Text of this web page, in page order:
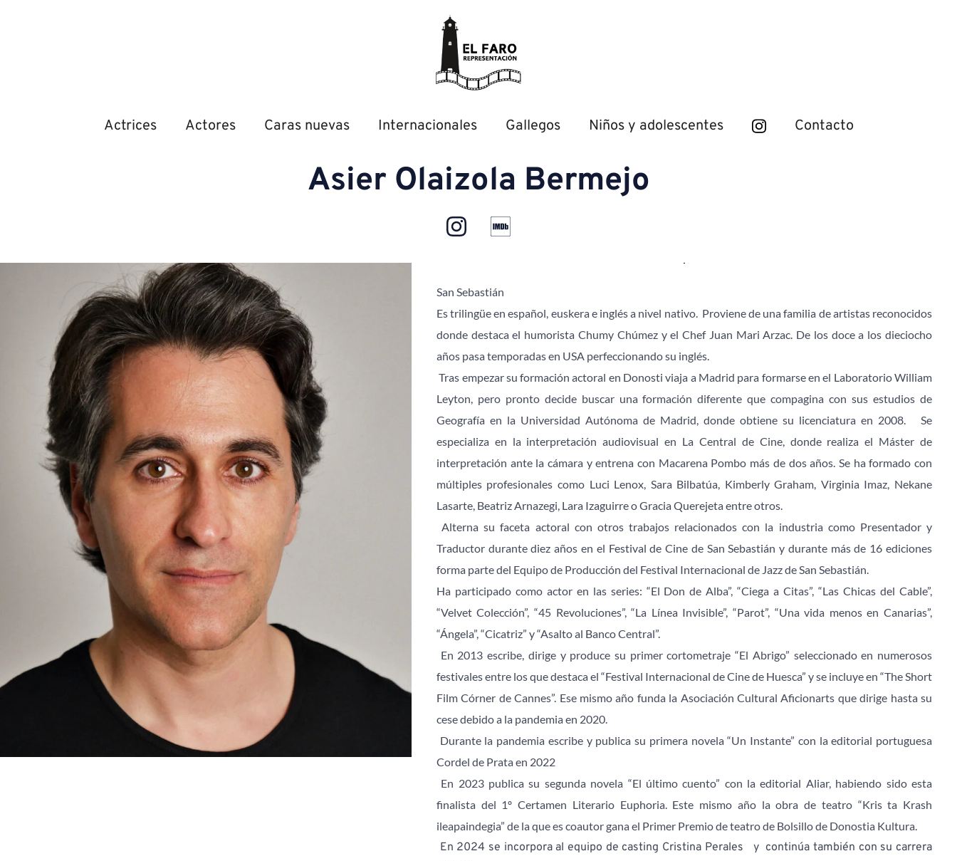
Actrices Actores Caras nuevas Internacionales Gallegos Niños y adolescentes Contacto
Asier Olaizola Bermejo
San Sebastián
Es trilingüe en español, euskera e inglés a nivel nativo.  Proviene de una familia de artistas reconocidos
donde destaca el humorista Chumy Chúmez y el Chef Juan Mari Arzac. De los doce a los dieciocho
años pasa temporadas en USA perfeccionando su inglés.
Tras empezar su formación actoral en Donosti viaja a Madrid para formarse en el Laboratorio William
Leyton, pero pronto decide buscar una formación diferente que compagina con sus estudios de
Geografía en la Universidad Autónoma de Madrid, donde obtiene su licenciatura en 2008.   Se
especializa en la interpretación audiovisual en La Central de Cine, donde realiza el Máster de
interpretación ante la cámara y entrena con Macarena Pombo más de dos años. Se ha formado con
múltiples profesionales como Luci Lenox, Sara Bilbatúa, Kimberly Graham, Virginia Imaz, Nekane
Lasarte, Beatriz Arnazegi, Lara Izaguirre o Gracia Querejeta entre otros.
Alterna su faceta actoral con otros trabajos relacionados con la industria como Presentador y
Traductor durante diez años en el Festival de Cine de San Sebastián y durante más de 16 ediciones
forma parte del Equipo de Producción del Festival Internacional de Jazz de San Sebastián.
Ha participado como actor en las series: “El Don de Alba”, “Ciega a Citas”, “Las Chicas del Cable”,
“Velvet Colección”, “45 Revoluciones”, “La Línea Invisible”, “Parot”, “Una vida menos en Canarias”,
“Ángela”, “Cicatriz” y “Asalto al Banco Central”.
En 2013 escribe, dirige y produce su primer cortometraje “El Abrigo” seleccionado en numerosos
festivales entre los que destaca el “Festival Internacional de Cine de Huesca” y se incluye en “The Short
Film Córner de Cannes”. Ese mismo año funda la Asociación Cultural Aficionarts que dirige hasta su
cese debido a la pandemia en 2020.
Durante la pandemia escribe y publica su primera novela “Un Instante” con la editorial portuguesa
Cordel de Prata en 2022
En 2023 publica su segunda novela “El último cuento” con la editorial Aliar, habiendo sido esta
finalista del 1º Certamen Literario Euphoria. Este mismo año la obra de teatro “Kris ta Krash
ileapaindegia” de la que es coautor gana el Primer Premio de teatro de Bolsillo de Donostia Kultura.
En 2024 se incorpora al equipo de casting Cristina Perales   y  continúa también con su carrera